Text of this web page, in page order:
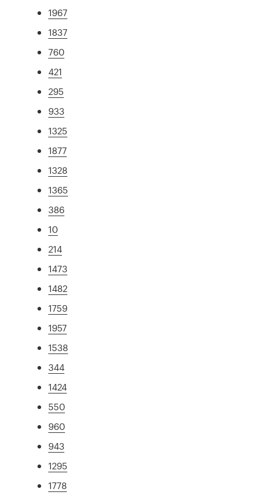
1967
1837
760
421
295
933
1325
1877
1328
1365
386
10
214
1473
1482
1759
1957
1538
344
1424
550
960
943
1295
1778